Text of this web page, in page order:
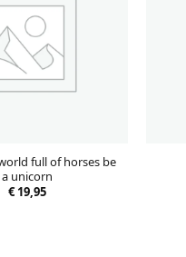
full of horses be
a unicorn
€19,95